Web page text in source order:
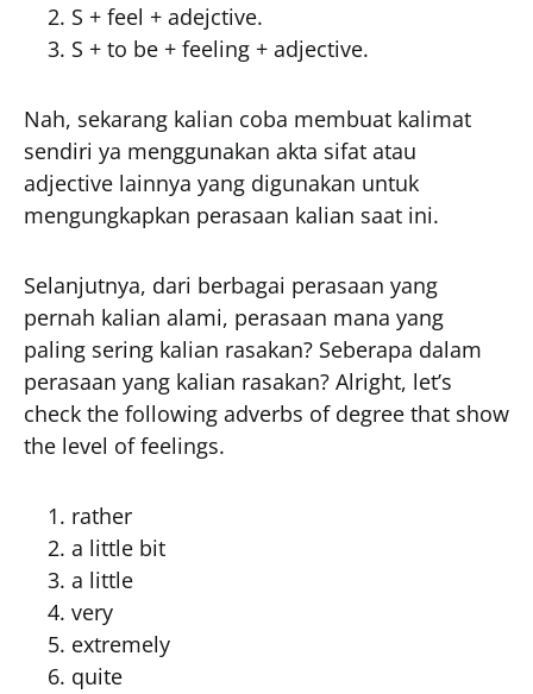
S + feel + adejctive.
S + to be + feeling + adjective.
Nah, sekarang kalian coba membuat kalimat
sendiri ya menggunakan akta sifat atau
adjective lainnya yang digunakan untuk
mengungkapkan perasaan kalian saat ini.
Selanjutnya, dari berbagai perasaan yang
pernah kalian alami, perasaan mana yang
paling sering kalian rasakan? Seberapa dalam
perasaan yang kalian rasakan? Alright, let’s
check the following adverbs of degree that show
the level of feelings.
rather
a little bit
a little
very
extremely
quite